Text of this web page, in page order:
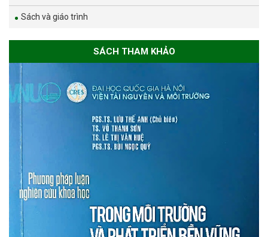
Sách và giáo trình
SÁCH THAM KHẢO